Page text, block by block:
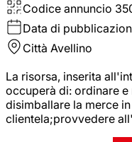
Codice annuncio
Data di
Città Avellino
La risorsa, inserita
occuperà di: ordinare
disimballare la merce
clientela;provvedere